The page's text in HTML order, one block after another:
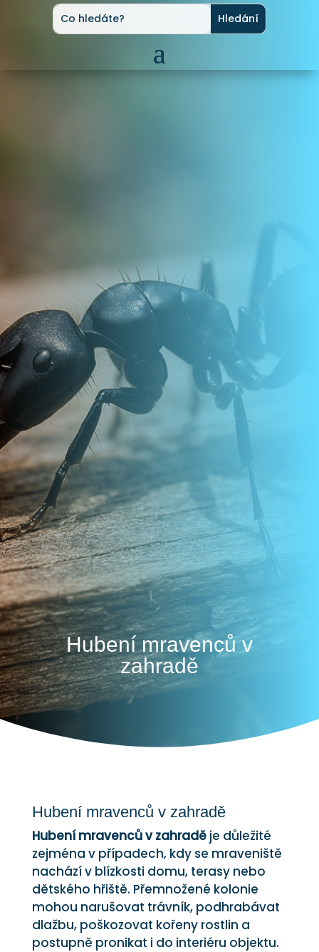
Hubení mravenců v
zahradě
Hubení mravenců v zahradě
Hubení mravenců v zahraděje důležité
zejména v případech, kdy se mraveniště
nachází v blízkosti domu, terasy nebo
dětského hřiště. Přemnožené kolonie
mohou narušovat trávník, podhrabávat
dlažbu, poškozovat kořeny rostlin a
postupně pronikat i do interiéru objektu.